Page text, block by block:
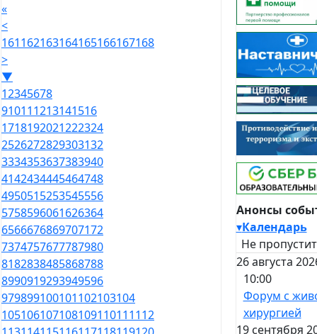
«
<
161162163164165166167168
>
▼
12345678
910111213141516
1718192021222324
2526272829303132
3334353637383940
4142434445464748
4950515253545556
5758596061626364
6566676869707172
7374757677787980
8182838485868788
8990919293949596
979899100101102103104
105106107108109110111112
Анонсы
▾Календарь
Не
26 августа
10:00
Форум с
хирургией
19 сентября